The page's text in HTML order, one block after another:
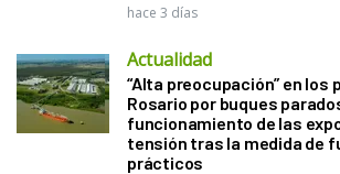
hace 3 días
Actualidad
“Alta preocupación” en los
Rosario por buques
funcionamiento de las
tensión tras la medida de
prácticos